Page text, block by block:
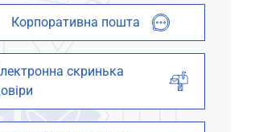
Корпоративна пошта
скринька